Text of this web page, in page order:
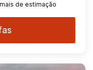
de estimação